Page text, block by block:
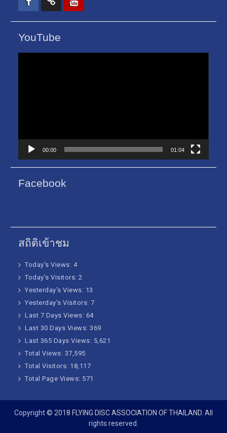
YouTube
00:00 01:04
Facebook
สถิติเข้าชม
Today's Views: 4
Today's Visitors:2
Yesterday's Views: 13
Yesterday's Visitors:7
Last 7 Days Views: 64
Last 30 Days Views:369
Last 365 Days Views: 5,621
Total Views: 37,595
Total Visitors: 18,117
Total Page Views: 571
Copyright © 2018 FLYING DISC ASSOCIATION OF THAILAND. All
rights reserved.